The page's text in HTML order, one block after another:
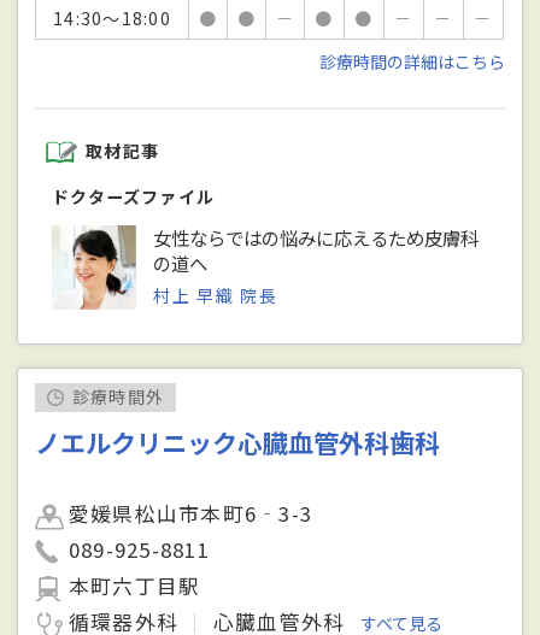
14:30～18:00
● ● － ● ● － －
－
診療時間の詳細はこちら
取材記事
ドクターズファイル
女性ならではの悩みに応えるため皮膚科
の道へ
村上 早織 院長
診療時間外
ノエルクリニック心臓血管外科歯科
愛媛県松山市本町6‐3-3
089-925-8811
本町六丁目駅
循環器外科
心臓血管外科 すべて見る